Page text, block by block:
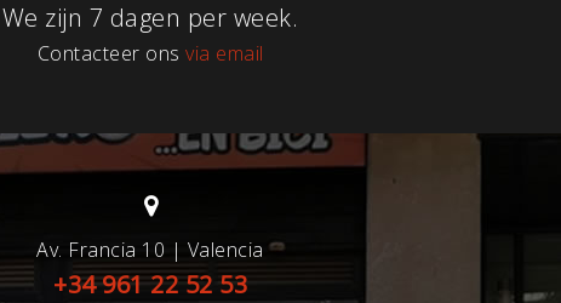
We zijn 7 dagen per week.
Contacteer ons via email
Av. Francia 10 | Valencia
+34 961 22 52 53